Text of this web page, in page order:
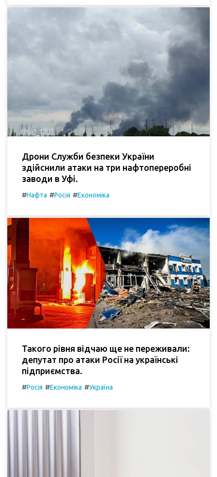
Дрони Служби безпеки України
здійснили атаки на три нафтопереробні
заводи в Уфі.
#Нафта #Росія #Економіка
Такого рівня відчаю ще не переживали:
депутат про атаки Росії на українські
підприємства.
#Росія #Економіка #Україна